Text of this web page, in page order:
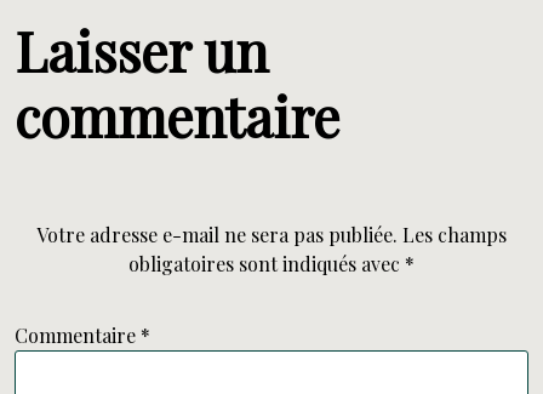
Laisser un
commentaire
Votre adresse e-mail ne sera pas publiée. Les champs
obligatoires sont indiqués avec *
Commentaire *